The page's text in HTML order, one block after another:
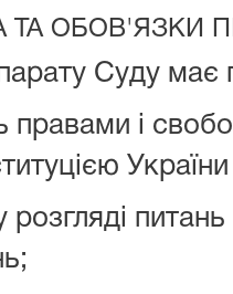
ТА ОБОВ'ЯЗКИ
Суду має
правами і
розгляді